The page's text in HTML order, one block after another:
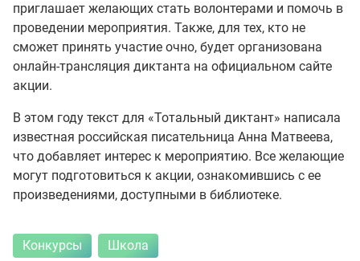
приглашает желающих стать волонтерами и помочь в
проведении мероприятия. Также, для тех, кто не
сможет принять участие очно, будет организована
онлайн-трансляция диктанта на официальном сайте
акции.
В этом году текст для «Тотальный диктант» написала
известная российская писательница Анна Матвеева,
что добавляет интерес к мероприятию. Все желающие
могут подготовиться к акции, ознакомившись с ее
произведениями, доступными в библиотеке.
Конкурсы Школа